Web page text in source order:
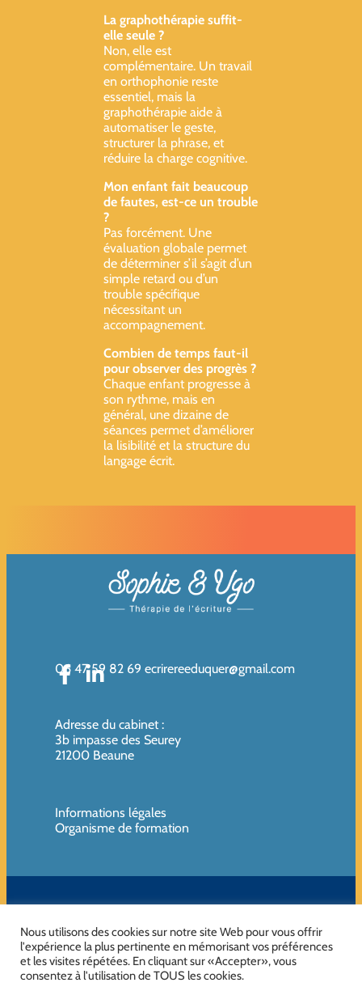
La graphothérapie suffit-
elle seule ?
Non, elle est
complémentaire. Un travail
en orthophonie reste
essentiel, mais la
graphothérapie aide à
automatiser le geste,
structurer la phrase, et
réduire la charge cognitive.
Mon enfant fait beaucoup
de fautes, est-ce un trouble
?
Pas forcément. Une
évaluation globale permet
de déterminer s’il s’agit d’un
simple retard ou d’un
trouble spécifique
nécessitant un
accompagnement.
Combien de temps faut-il
pour observer des progrès ?
Chaque enfant progresse à
son rythme, mais en
général, une dizaine de
séances permet d’améliorer
la lisibilité et la structure du
langage écrit.
06 47 59 82 69 ecrirereeduquer@gmail.com
Adresse du cabinet :
3b impasse des Seurey
21200 Beaune
Informations légales
Organisme de formation
Nous utilisons des cookies sur notre site Web pour vous offrir
l'expérience la plus pertinente en mémorisant vos préférences
et les visites répétées. En cliquant sur «Accepter», vous
consentez à l'utilisation de TOUS les cookies.